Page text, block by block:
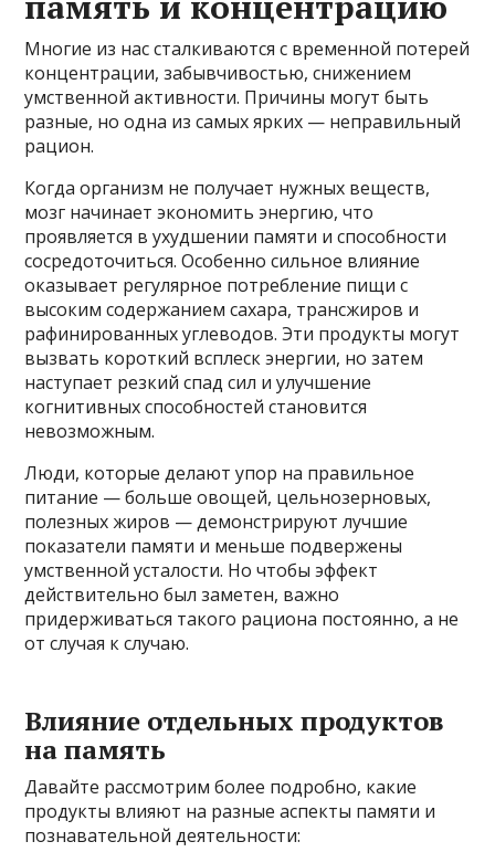
Многие из нас сталкиваются с временной потерей
концентрации, забывчивостью, снижением
умственной активности. Причины могут быть
разные, но одна из самых ярких — неправильный
рацион.
Когда организм не получает нужных веществ,
мозг начинает экономить энергию, что
проявляется в ухудшении памяти и способности
сосредоточиться. Особенно сильное влияние
оказывает регулярное потребление пищи с
высоким содержанием сахара, трансжиров и
рафинированных углеводов. Эти продукты могут
вызвать короткий всплеск энергии, но затем
наступает резкий спад сил и улучшение
когнитивных способностей становится
невозможным.
Люди, которые делают упор на правильное
питание — больше овощей, цельнозерновых,
полезных жиров — демонстрируют лучшие
показатели памяти и меньше подвержены
умственной усталости. Но чтобы эффект
действительно был заметен, важно
придерживаться такого рациона постоянно, а не
от случая к случаю.
Влияние отдельных продуктов
на память
Давайте рассмотрим более подробно, какие
продукты влияют на разные аспекты памяти и
познавательной деятельности: